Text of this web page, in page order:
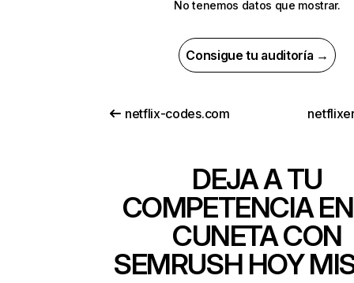
No tenemos datos que mostrar.
Consigue tu auditoría →
netflix-codes.com
DEJA A TU
COMPETENCIA
CUNETA CON
SEMRUSH HOY